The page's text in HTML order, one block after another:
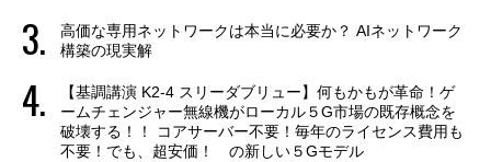
高価な専用ネットワークは本当に必要か？ AIネットワーク
構築の現実解
【基調講演 K2-4 スリーダブリュー】何もかもが革命！ゲ
ームチェンジャー無線機がローカル５G市場の既存概念を
破壊する！！ コアサーバー不要！毎年のライセンス費用も
不要！でも、超安価！ の新しい５Gモデル